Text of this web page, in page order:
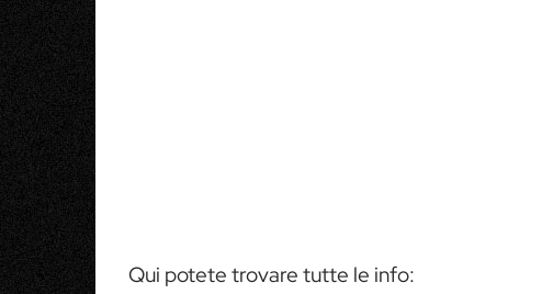
Qui potete trovare tutte le info: